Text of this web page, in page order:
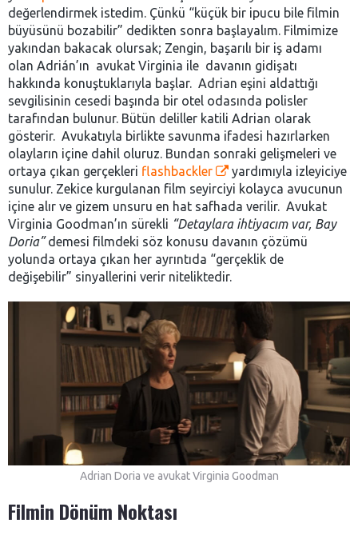
değerlendirmek istedim. Çünkü “küçük bir ipucu bile filmin
büyüsünü bozabilir” dedikten sonra başlayalım. Filmimize
yakından bakacak olursak; Zengin, başarılı bir iş adamı
olan Adrián’ın avukat Virginia ile davanın gidişatı
hakkında konuştuklarıyla başlar. Adrian eşini aldattığı
sevgilisinin cesedi başında bir otel odasında polisler
tarafından bulunur. Bütün deliller katili Adrian olarak
gösterir. Avukatıyla birlikte savunma ifadesi hazırlarken
olayların içine dahil oluruz. Bundan sonraki gelişmeleri ve
ortaya çıkan gerçekleri flashbackler
yardımıyla izleyiciye
sunulur. Zekice kurgulanan film seyirciyi kolayca avucunun
içine alır ve gizem unsuru en hat safhada verilir. Avukat
Virginia Goodman’ın sürekli “Detaylara ihtiyacım var, Bay
Doria”demesi filmdeki söz konusu davanın çözümü
yolunda ortaya çıkan her ayrıntıda “gerçeklik de
değişebilir” sinyallerini verir niteliktedir.
Adrian Doria ve avukat Virginia Goodman
Filmin Dönüm Noktası